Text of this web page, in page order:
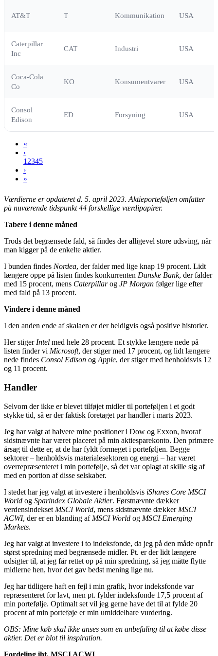
AT&T T Kommunikation USA
Caterpillar
Inc
CAT Industri USA
Coca-Cola
Co
KO Konsumentvarer USA
Consol
Edison
ED Forsyning USA
«
‹
1 2345
›
»
Værdierne er opdateret d. 5. april 2023. Aktieporteføljen omfatter
på nuværende tidspunkt 44 forskellige værdipapirer.
Tabere i denne måned
Trods det begrænsede fald, så findes der alligevel store udsving, når
man kigger på de enkelte aktier.
I bunden findes Nordea, der falder med lige knap 19 procent. Lidt
længere oppe på listen findes konkurrenten Danske Bank, der falder
med 15 procent, mens Caterpillarog JP Morgan følger lige efter
med fald på 13 procent.
Vindere i denne måned
I den anden ende af skalaen er der heldigvis også positive historier.
Her stiger Intel med hele 28 procent. Et stykke længere nede på
listen finder vi Microsoft, der stiger med 17 procent, og lidt længere
nede findes Consol Edison og Apple, der stiger med henholdsvis 12
og 11 procent.
Handler
Selvom der ikke er blevet tilføjet midler til porteføljen i et godt
stykke tid, så er der faktisk foretaget par handler i marts 2023.
Jeg har valgt at halvere mine positioner i Dow og Exxon, hvoraf
sidstnævnte har været placeret på min aktiesparekonto. Den primære
årsag til dette er, at de har fyldt formeget i porteføljen. Begge
sektorer – henholdsvis materialesektoren og energi – har været
overrepræsenteret i min portefølje, så det var oplagt at skille sig af
med en portion af disse selskaber.
I stedet har jeg valgt at investere i henholdsvis iShares Core MSCI
World og Sparindex Globale Aktier. Førstnævnte dækker
verdensindekset MSCI World, mens sidstnævnte dækker MSCI
ACWI, der er en blanding af MSCI World og MSCI Emerging
Markets.
Jeg har valgt at investere i to indeksfonde, da jeg på den måde opnår
størst spredning med begrænsede midler. Pt. er der lidt længere
udsigter til, at jeg får rettet op på min spredning, så jeg måtte flytte
midlerne hen, hvor det gav bedst mening lige nu.
Jeg har tidligere haft en fejl i min grafik, hvor indeksfonde var
repræsenteret for lavt, men pt. fylder indeksfonde 17,5 procent af
min portefølje. Optimalt set vil jeg gerne have det til at fylde 20
procent af min porteføje er min umiddelbare vurdering.
OBS: Mine køb skal ikke anses som en anbefaling til at købe disse
aktier. Det er blot til inspiration.
Fordeling iht. MSCI ACWI